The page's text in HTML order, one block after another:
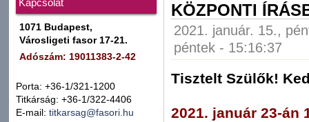
Kapcsolat
1071 Budapest,
Városligeti fasor 17-21.
Adószám: 19011383-2-42
Porta: +36-1/321-1200
Titkárság: +36-1/322-4406
E-mail: titkarsag@fasori.hu
KÖZPONTI
2021. január. 15.,
péntek - 15:16:37
Tisztelt Szülők!
2021. január 23-án